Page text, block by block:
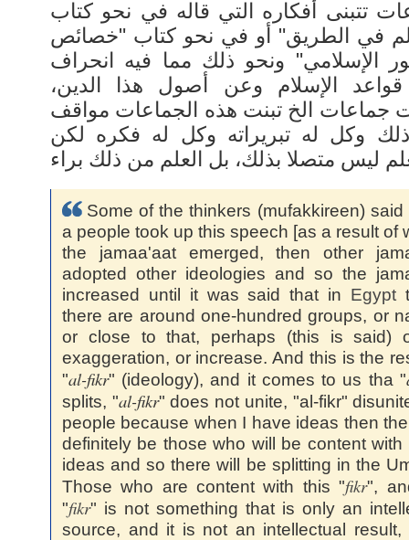
تتبنى أفكاره التي قاله في نحو كتاب
في الطريق" أو في نحو كتاب "خصائص
الإسلامي" ونحو ذلك مما فيه انحراف
الإسلام وعن أصول هذا الدين،
جماعات الخ تبنت هذه الجماعات مواقف
وكل له تبريراته وكل له فكره لكن
ليس متصلا بذلك، بل العلم من ذلك براء
Some of the thinkers (mufakkireen) said
a people took up this speech [as a result of
the jamaa'aat emerged, then other
adopted other ideologies and so the
increased until it was said that in Egypt
there are around one-hundred groups, or
or close to that, perhaps (this is said)
exaggeration, or increase. And this is the
"al-fikr" (ideology), and it comes to us tha "
splits, "al-fikr" does not unite, "al-fikr"
people because when I have ideas then
definitely be those who will be content with
ideas and so there will be splitting in the
Those who are content with this "fikr",
"fikr" is not something that is only an
source, and it is not an intellectual result,